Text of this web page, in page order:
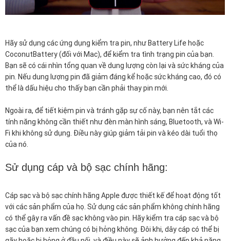
Hãy sử dụng các ứng dụng kiểm tra pin, như Battery Life hoặc
CoconutBattery (đối với Mac), để kiểm tra tình trạng pin của bạn.
Bạn sẽ có cái nhìn tổng quan về dung lượng còn lại và sức kháng của
pin. Nếu dung lượng pin đã giảm đáng kể hoặc sức kháng cao, đó có
thể là dấu hiệu cho thấy bạn cần phải thay pin mới.
Ngoài ra, để tiết kiệm pin và tránh gặp sự cố này, bạn nên tắt các
tính năng không cần thiết như đèn màn hình sáng, Bluetooth, và Wi-
Fi khi không sử dụng. Điều này giúp giảm tải pin và kéo dài tuổi thọ
của nó.
Sử dụng cáp và bộ sạc chính hãng:
Cáp sạc và bộ sạc chính hãng Apple được thiết kế để hoạt động tốt
với các sản phẩm của họ. Sử dụng các sản phẩm không chính hãng
có thể gây ra vấn đề sạc không vào pin. Hãy kiểm tra cáp sạc và bộ
sạc của bạn xem chúng có bị hỏng không. Đôi khi, dây cáp có thể bị